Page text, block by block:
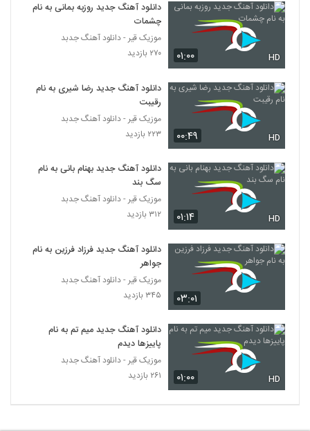
دانلود آهنگ جدید و زیبای شاهین شمسا با نام
نقطه ضعف
440
۴۳۶ بازدید
441
دانلود آهنگ جدید و زیبای شهرام میرجلالی با
نام عشق
موزیک زیبای لعنت بر خودم باد از محمد یاوری
443 یالچینتاش
امیرعلی آهنگ هنوز در راهم
۵۱۳ بازدید
Sadegh Tahmasebi Yalla
آهنگ خانومم از سعید شایاس(پاپ)
۰۱:۰۰ HD
دانلود آهنگ جدید روزبه بمانی به نام
چشمات
موزیک قیر - دانلود آهنگ جدبد
۲۷۰ بازدید
۰۰:۴۹ HD
دانلود آهنگ جدید رضا شیری به نام
رقیبت
موزیک قیر - دانلود آهنگ جدبد
۲۲۳ بازدید
۰۱:۱۴ HD
دانلود آهنگ جدید بهنام بانی به نام
سگ بند
موزیک قیر - دانلود آهنگ جدبد
۳۱۲ بازدید
۰۳:۰۱
دانلود آهنگ جدید فرزاد فرزین به نام
جواهر
موزیک قیر - دانلود آهنگ جدبد
۳۴۵ بازدید
۰۱:۰۰ HD
دانلود آهنگ جدید میم تم به نام
پاییزها دیدم
موزیک قیر - دانلود آهنگ جدبد
۲۶۱ بازدید